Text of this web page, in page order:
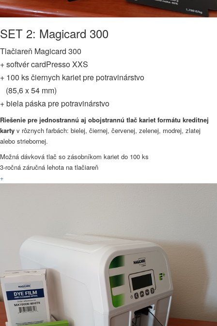
SET 2: Magicard 300
Tlačiareň Magicard 300
+ softvér cardPresso XXS
+ 100 ks čiernych kariet pre potravinárstvo
(85,6 x 54 mm)
+ biela páska pre potravinárstvo
Riešenie pre jednostrannú aj obojstrannú tlač kariet formátu kreditnej
karty v rôznych farbách: bielej, čiernej, červenej, zelenej, modrej, zlatej
alebo striebornej.
Možná dávková tlač so zásobníkom kariet do 100 ks
3-ročná záručná lehota na tlačiareň
+